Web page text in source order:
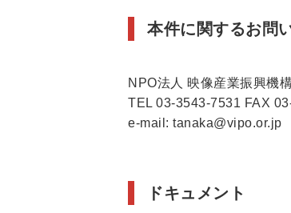
本件に関するお問
NPO法人 映像産業振興
TEL 03-3543-7531 FAX
e-mail: tanaka@vipo.or.jp
ドキュメント